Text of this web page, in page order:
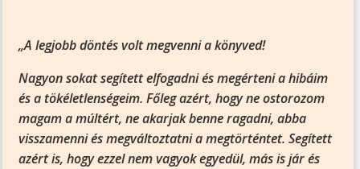
„A legjobb döntés volt megvenni a könyved!
Nagyon sokat segített elfogadni és megérteni a hibáim
és a tökéletlenségeim. Főleg azért, hogy ne ostorozom
magam a múltért, ne akarjak benne ragadni, abba
visszamenni és megváltoztatni a megtörténtet. Segített
azért is, hogy ezzel nem vagyok egyedül, más is jár és